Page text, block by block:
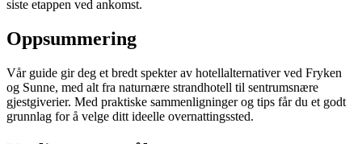
siste etappen ved ankomst.
Oppsummering
Vår guide gir deg et bredt spekter av hotellalternativer ved Fryken
og Sunne, med alt fra naturnære strandhotell til sentrumsnære
gjestgiverier. Med praktiske sammenligninger og tips får du et godt
grunnlag for å velge ditt ideelle overnattingssted.